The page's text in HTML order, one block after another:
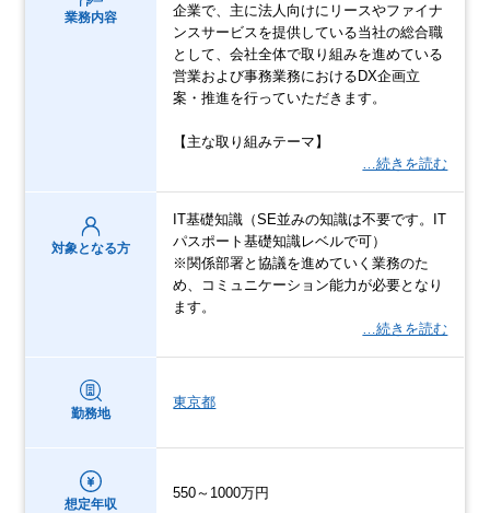
業務内容
企業で、主に法人向けにリースやファイナ
ンスサービスを提供している当社の総合職
として、会社全体で取り組みを進めている
営業および事務業務におけるDX企画立
案・推進を行っていただきます。
【主な取り組みテーマ】
…続きを読む
対象となる方
IT基礎知識（SE並みの知識は不要です。IT
パスポート基礎知識レベルで可）
※関係部署と協議を進めていく業務のた
め、コミュニケーション能力が必要となり
ます。
…続きを読む
勤務地
東京都
想定年収
550～1000万円